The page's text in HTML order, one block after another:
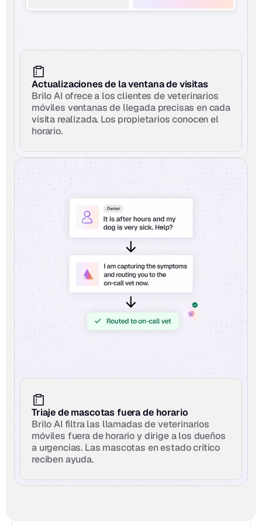
Actualizaciones de la ventana de visitas
Brilo AI ofrece a los clientes de veterinarios
móviles ventanas de llegada precisas en cada
visita realizada. Los propietarios conocen el
horario.
Triaje de mascotas fuera de horario
Brilo AI filtra las llamadas de veterinarios
móviles fuera de horario y dirige a los dueños
a urgencias. Las mascotas en estado crítico
reciben ayuda.